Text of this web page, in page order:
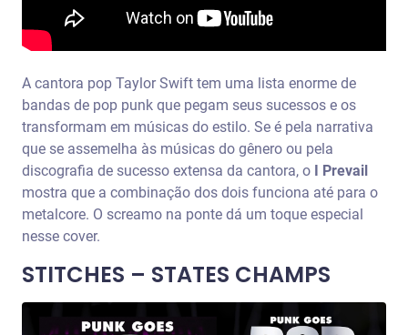
A cantora pop Taylor Swift tem uma lista enorme de
bandas de pop punk que pegam seus sucessos e os
transformam em músicas do estilo. Se é pela narrativa
que se assemelha às músicas do gênero ou pela
discografia de sucesso extensa da cantora, o I Prevail
mostra que a combinação dos dois funciona até para o
metalcore. O screamo na ponte dá um toque especial
nesse cover.
STITCHES – STATES CHAMPS